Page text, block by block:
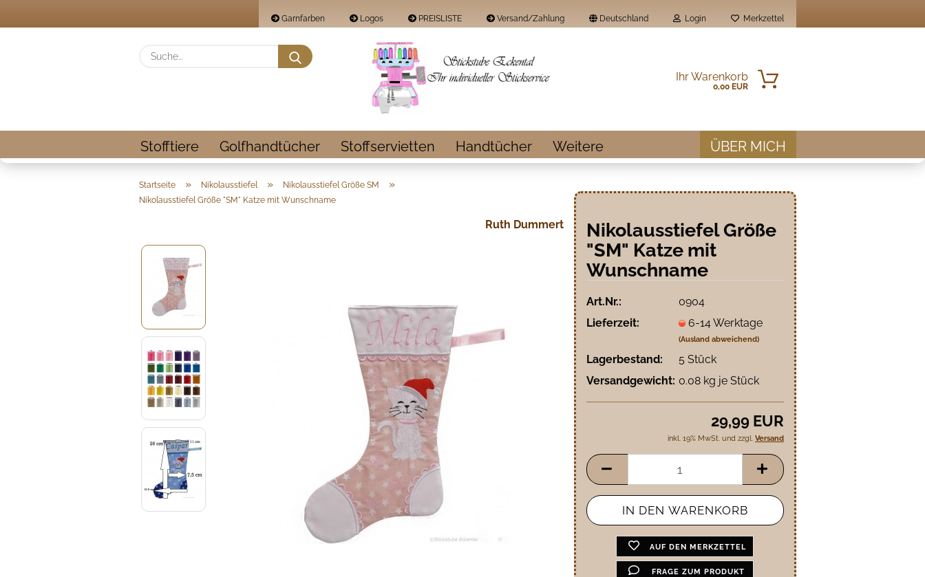
Garnfarben Logos PREISLISTE Versand/Zahlung Deutschland Login
Passwort
Konto erstellen
Passwort vergessen?
Merkzettel
Suche...
Ihr Warenkorb
0,00 EUR
Stofftiere Golfhandtücher Stoffservietten Handtücher ÜBER MICH
Weitere
Startseite » Nikolausstiefel » Nikolausstiefel Größe SM »
Nikolausstiefel Größe "SM" Katze mit Wunschname
Ruth Dummert
Nikolausstiefel Größe
"SM" Katze mit
Wunschname
Art.Nr.:
0904
Lieferzeit:
6-14 Werktage
(Ausland abweichend)
Lagerbestand: 5Stück
Versandgewicht: 0.08 kg je Stück
29,99 EUR
inkl. 19% MwSt. und zzgl. Versand
AUF DEN MERKZETTEL
FRAGE ZUM PRODUKT